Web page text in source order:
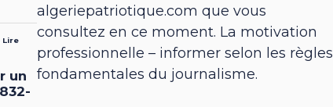
algeriepatriotique.com que vous
consultez en ce moment. La motivation
professionnelle – informer selon les règles
fondamentales du journalisme.